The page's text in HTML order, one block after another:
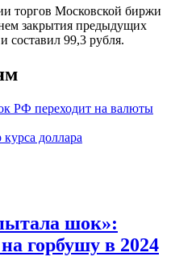
торгов Московской биржи
закрытия предыдущих
составил 99,3 рубля.
РФ переходит на валюты
доллара
шок»:
горбушу в 2024